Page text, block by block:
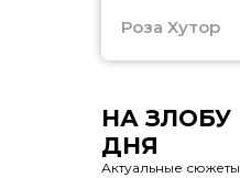
Роза Хутор
НА ЗЛОБУ
ДНЯ
Актуальные сюжеты